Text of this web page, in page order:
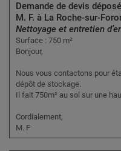
Demande de devis
M. F. à La Roche-sur-
Nettoyage et entretien
Surface : 750 m²
Bonjour,
Nous vous contactons pour
dépôt de stockage.
Il fait 750m² au sol sur une
Cordialement,
M. F